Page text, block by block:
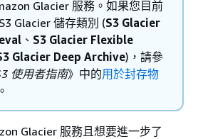
Glacier 服務。如果您目前
Glacier 儲存類別 (S3 Glacier
、 S3 Glacier Flexible
Glacier Deep Archive)，請參
使用者指南》中的用於封存物
。
Glacier 服務且想要進一步了